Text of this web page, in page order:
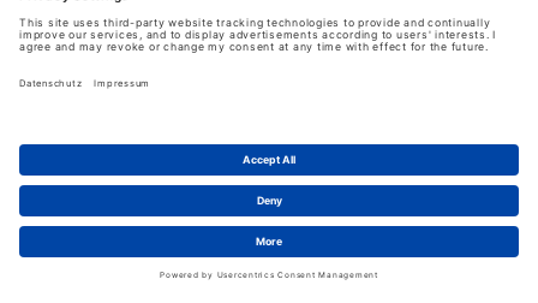
Über uns
Schwan in Viersen
Service
Kontakt
Shopfunktionen